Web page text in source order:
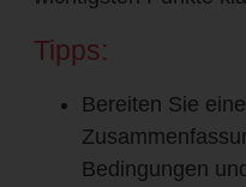
Tipps:
Bereiten Sie
Bedingungen